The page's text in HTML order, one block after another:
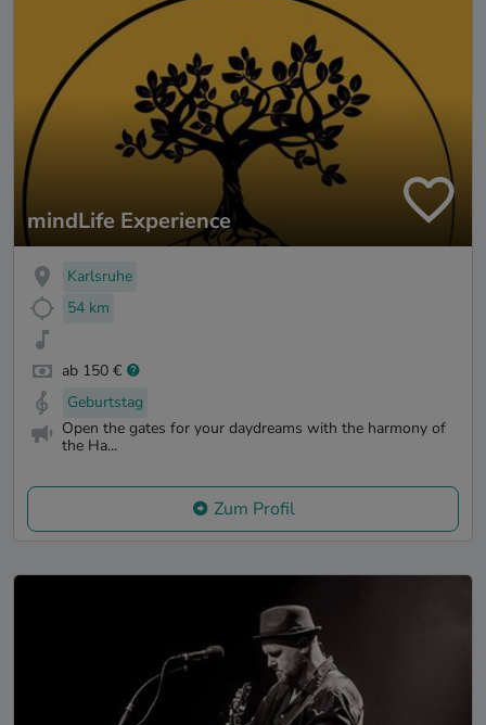
mindLife Experience
Karlsruhe
54 km
ab 150 €
Geburtstag
Open the gates for your daydreams with the harmony of
the Ha...
Zum Profil